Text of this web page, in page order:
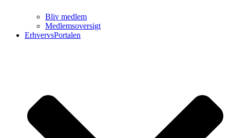
Bliv medlem
Medlemsoversigt
ErhvervsPortalen